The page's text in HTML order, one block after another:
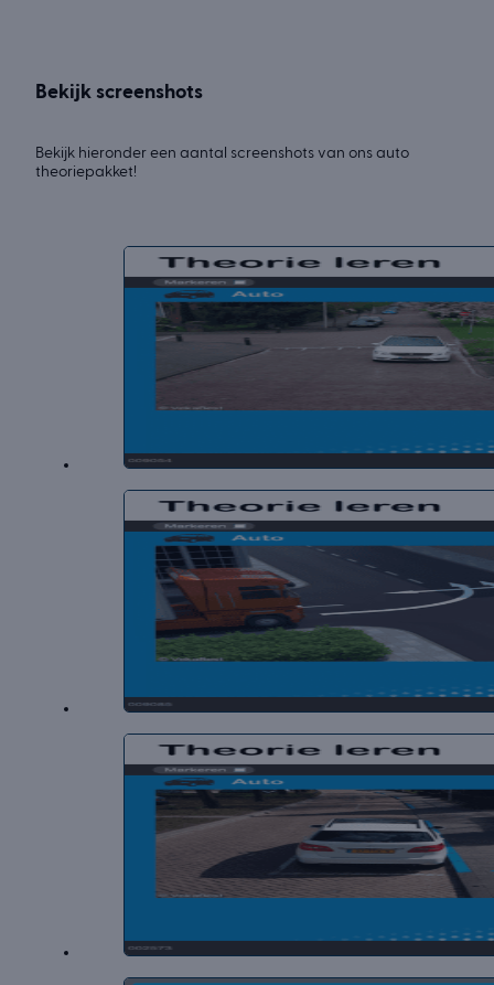
Bekijk screenshots
Bekijk hieronder een aantal screenshots van ons auto
theoriepakket!